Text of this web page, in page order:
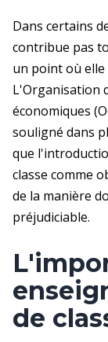
Dans certains
contribue pas
un point où
L'Organisation
économiques
souligné dans
que
classe comme
de la manière
préjudiciable.
de